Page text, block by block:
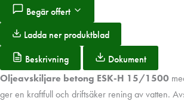
Begär offert
Ladda ner produktblad
Beskrivning
Dokument
Oljeavskiljare betong ESK-H 15/1500
ger en kraftfull och driftsäker rening av vatten.